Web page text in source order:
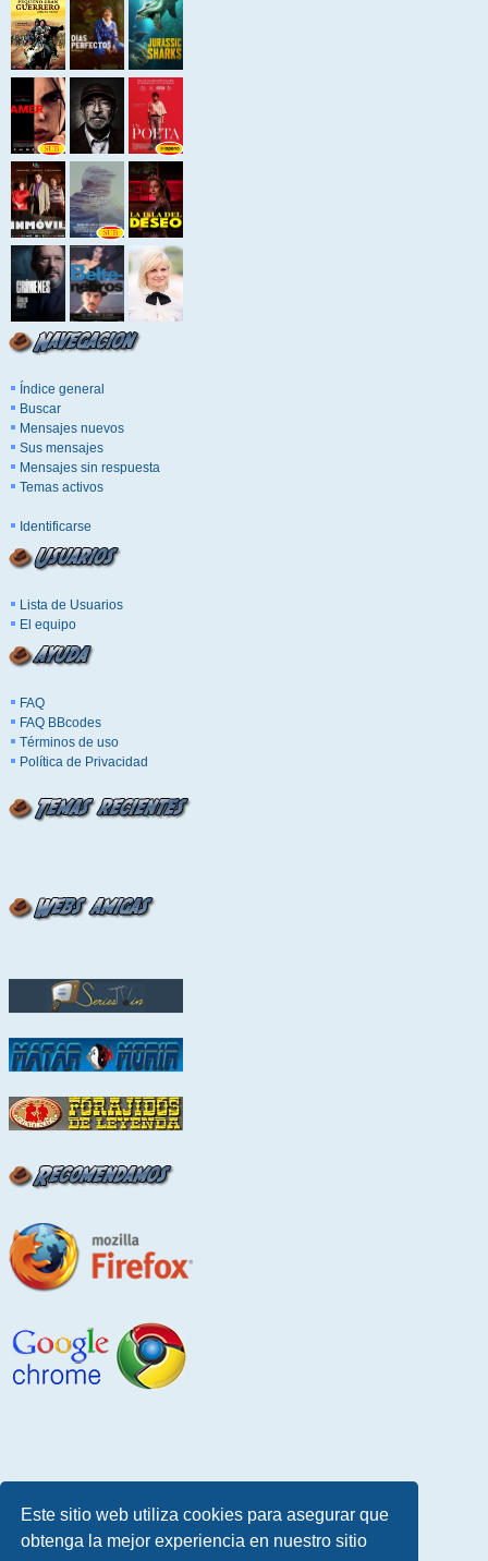
Este sitio web utiliza cookies para asegurar que
obtenga la mejor experiencia en nuestro sitio
Índice general
Buscar
Mensajes nuevos
Sus mensajes
Mensajes sin respuesta
Temas activos
Identificarse
Lista de Usuarios
El equipo
FAQ
FAQ BBcodes
Términos de uso
Política de Privacidad